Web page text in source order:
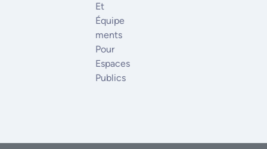
Et
Équipe
Ments
Pour
Espaces
Publics